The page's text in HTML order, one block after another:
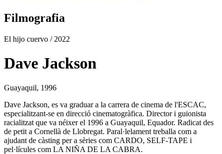
Filmografia
El hijo cuervo / 2022
Dave Jackson
Guayaquil, 1996
Dave Jackson, es va graduar a la carrera de cinema de l'ESCAC,
especialitzant-se en direcció cinematogràfica. Director i guionista
racialitzat que va néixer el 1996 a Guayaquil, Equador. Radicat des
de petit a Cornellà de Llobregat. Paral·lelament treballa com a
ajudant de càsting per a sèries com CARDO, SELF-TAPE i
pel·lícules com LA NIÑA DE LA CABRA.